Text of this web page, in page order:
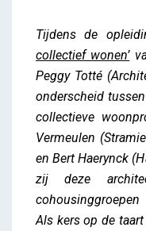
Tijdens de
collectief wonen’
Peggy Totté
onderscheid
collectieve
Vermeulen
en Bert Haerynck
zij deze
Als kers op de